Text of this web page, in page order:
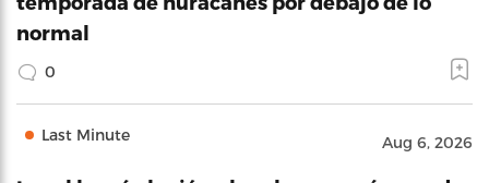
normal
0
Last Minute Aug 6, 2026